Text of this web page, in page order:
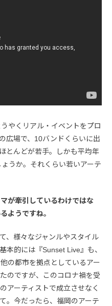
やくリアル・イベントをプロ
広場で、10バンドくらいに出
とんどが若手。しかも平均年
うか。それくらい若いアーテ
が牽引しているわけではな
ようですね。
、様々なジャンルやスタイル
本的には『Sunset Live』も、
の都市を拠点としているアー
のですが、このコロナ禍を受
アーティストで成立させなく
。今だったら、福岡のアーテ